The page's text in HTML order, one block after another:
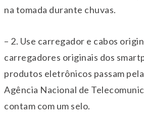
na tomada durante chuvas.
– 2. Use carregador e cabos
carregadores originais dos
produtos eletrônicos passam
Agência Nacional de
contam com um selo.